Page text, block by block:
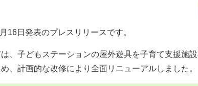
16日発表のプレスリリースです。
、子どもステーションの屋外遊具を子育て支援施
、計画的な改修により全面リニューアルしました。